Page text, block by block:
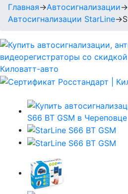
Главная→Автосигнализации→
Автосигнализации StarLine→